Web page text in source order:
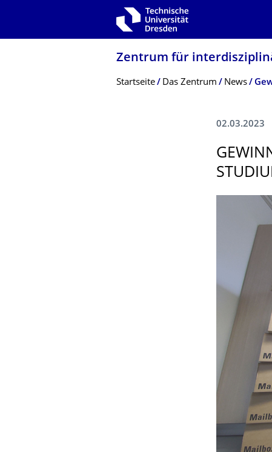
Zur Hauptnavigation springen
Zentrum für
Breadcrumb-Menü
Startseite Das Zentrum News
02.03.2023